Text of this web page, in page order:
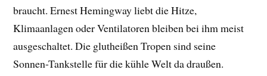
braucht. Ernest Hemingway liebt die Hitze,
Klimaanlagen oder Ventilatoren bleiben bei ihm meist
ausgeschaltet. Die glutheißen Tropen sind seine
Sonnen-Tankstelle für die kühle Welt da draußen.